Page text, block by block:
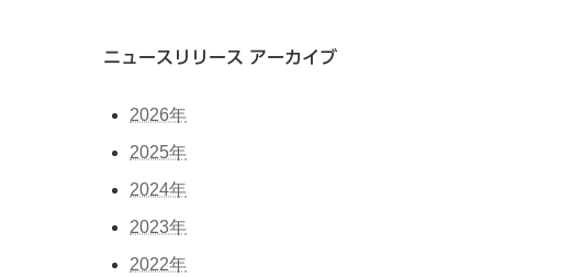
ニュースリリース アーカイブ
2026年
2025年
2024年
2023年
2022年